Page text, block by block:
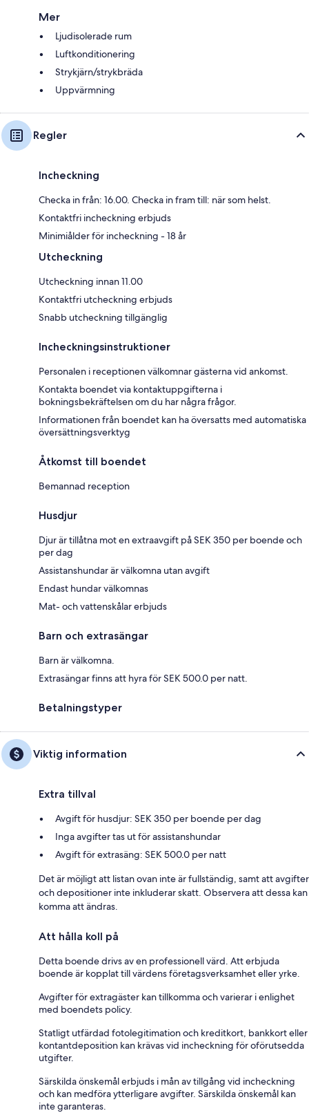
Mer
Ljudisolerade rum
Luftkonditionering
Strykjärn/strykbräda
Uppvärmning
Regler
Incheckning
Checka in från: 16.00. Checka in fram till: när som helst.
Kontaktfri incheckning erbjuds
Minimiålder för incheckning - 18 år
Utcheckning
Utcheckning innan 11.00
Kontaktfri utcheckning erbjuds
Snabb utcheckning tillgänglig
Incheckningsinstruktioner
Personalen i receptionen välkomnar gästerna vid ankomst.
Kontakta boendet via kontaktuppgifterna i
bokningsbekräftelsen om du har några frågor.
Informationen från boendet kan ha översatts med automatiska
översättningsverktyg
Åtkomst till boendet
Bemannad reception
Husdjur
Djur är tillåtna mot en extraavgift på SEK 350 per boende och
per dag
Assistanshundar är välkomna utan avgift
Endast hundar välkomnas
Mat- och vattenskålar erbjuds
Barn och extrasängar
Barn är välkomna.
Extrasängar finns att hyra för SEK 500.0 per natt.
Betalningstyper
Viktig information
Extra tillval
Avgift för husdjur: SEK 350 per boende per dag
Inga avgifter tas ut för assistanshundar
Avgift för extrasäng: SEK 500.0 per natt
Det är möjligt att listan ovan inte är fullständig, samt att avgifter
och depositioner inte inkluderar skatt. Observera att dessa kan
komma att ändras.
Att hålla koll på
Detta boende drivs av en professionell värd. Att erbjuda
boende är kopplat till värdens företagsverksamhet eller yrke.
Avgifter för extragäster kan tillkomma och varierar i enlighet
med boendets policy.
Statligt utfärdad fotolegitimation och kreditkort, bankkort eller
kontantdeposition kan krävas vid incheckning för oförutsedda
utgifter.
Särskilda önskemål erbjuds i mån av tillgång vid incheckning
och kan medföra ytterligare avgifter. Särskilda önskemål kan
inte garanteras.